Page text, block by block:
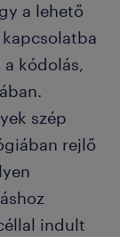
a lehető
kódolás,
szép
rejlő
indult